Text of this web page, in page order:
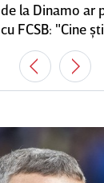
de la Dinamo ar
cu FCSB: "Cine